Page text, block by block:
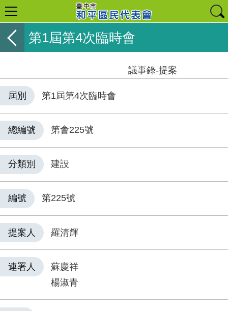
第1屆第4次臨時會
議事錄-提案
屆別 第1屆第4次臨時會
總編號 第會225號
分類別 建設
編號 第225號
提案人 羅清輝
連署人
蘇慶祥
楊淑青